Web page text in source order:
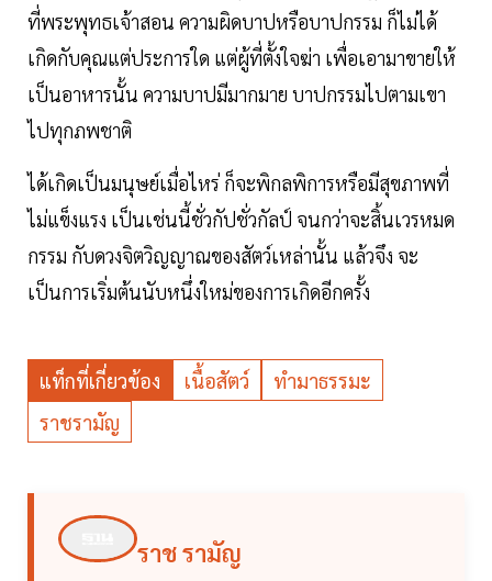
ที่พระพุทธเจ้าสอน ความผิดบาปหรือบาปกรรม ก็ไม่ได้
เกิดกับคุณแต่ประการใด แต่ผู้ที่ตั้งใจฆ่า เพื่อเอามาขายให้
เป็นอาหารนั้น ความบาปมีมากมาย บาปกรรมไปตามเขา
ไปทุกภพชาติ
ได้เกิดเป็นมนุษย์เมื่อไหร่ ก็จะพิกลพิการหรือมีสุขภาพที่
ไม่แข็งแรง เป็นเช่นนี้ชั่วกัปชั่วกัลป์ จนกว่าจะสิ้นเวรหมด
กรรม กับดวงจิตวิญญาณของสัตว์เหล่านั้น แล้วจึง จะ
เป็นการเริ่มต้นนับหนึ่งใหม่ของการเกิดอีกครั้ง
แท็กที่เกี่ยวข้อง เนื้อสัตว์
ทำมาธรรมะ
ราชรามัญ
ราช รามัญ